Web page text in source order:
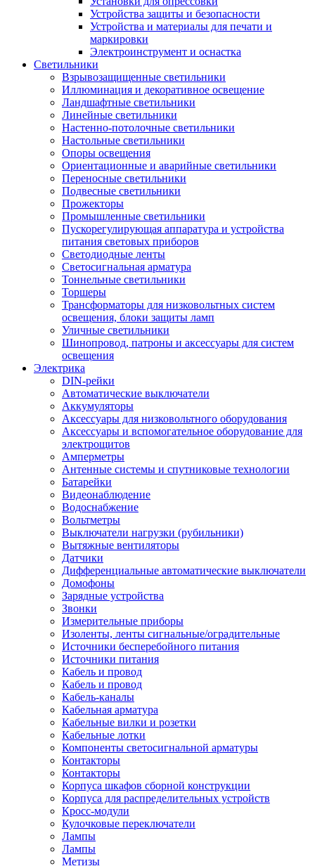
Устройства защиты и безопасности
Устройства и материалы для печати и
маркировки
Электроинструмент и оснастка
Светильники
Взрывозащищенные светильники
Иллюминация и декоративное освещение
Ландшафтные светильники
Линейные светильники
Настенно-потолочные светильники
Настольные светильники
Опоры освещения
Ориентационные и аварийные светильники
Переносные светильники
Подвесные светильники
Прожекторы
Промышленные светильники
Пускорегулирующая аппаратура и устройства
питания световых приборов
Светодиодные ленты
Светосигнальная арматура
Тоннельные светильники
Торшеры
Трансформаторы для низковольтных систем
освещения, блоки защиты ламп
Уличные светильники
Шинопровод, патроны и аксессуары для систем
освещения
Электрика
DIN-рейки
Автоматические выключатели
Аккумуляторы
Аксессуары для низковольтного оборудования
Аксессуары и вспомогательное оборудование для
электрощитов
Амперметры
Антенные системы и спутниковые технологии
Батарейки
Видеонаблюдение
Водоснабжение
Вольтметры
Выключатели нагрузки (рубильники)
Вытяжные вентиляторы
Датчики
Дифференциальные автоматические выключатели
Домофоны
Зарядные устройства
Звонки
Измерительные приборы
Изоленты, ленты сигнальные/оградительные
Источники бесперебойного питания
Источники питания
Кабель и провод
Кабель и провод
Кабель-каналы
Кабельная арматура
Кабельные вилки и розетки
Кабельные лотки
Компоненты светосигнальной арматуры
Контакторы
Контакторы
Корпуса шкафов сборной конструкции
Корпуса для распределительных устройств
Кросс-модули
Кулочковые переключатели
Лампы
Лампы
Метизы